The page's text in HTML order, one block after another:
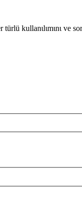
kullanιlιmιnι ve